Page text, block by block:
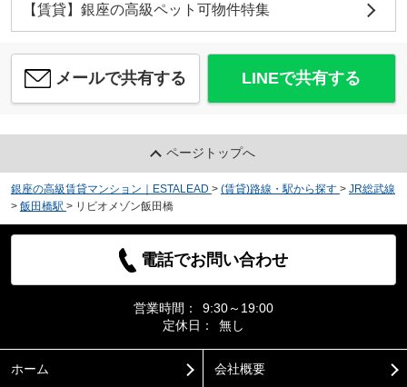
【賃貸】銀座の高級ペット可物件特集
メールで共有する LINEで共有する
ページトップへ
銀座の高級賃貸マンション｜ESTALEAD > (賃貸)路線・駅から探す > JR総武線
> 飯田橋駅 > リビオメゾン飯田橋
電話でお問い合わせ
営業時間：
9:30～19:00
定休日：
無し
ホーム 会社概要